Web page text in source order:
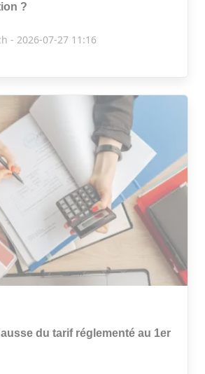
?
- 2026-07-27 11:16
du tarif réglementé au 1er